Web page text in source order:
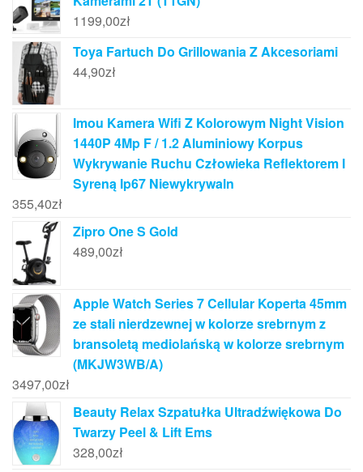
1199,00zł
Toya Fartuch Do Grillowania Z Akcesoriami
44,90zł
Imou Kamera Wifi Z Kolorowym Night Vision
1440P 4Mp F / 1.2 Aluminiowy Korpus
Wykrywanie Ruchu Człowieka Reflektorem I
Syreną Ip67 Niewykrywaln
355,40zł
Zipro One S Gold
489,00zł
Apple Watch Series 7 Cellular Koperta 45mm
ze stali nierdzewnej w kolorze srebrnym z
bransoletą mediolańską w kolorze srebrnym
(MKJW3WB/A)
3497,00zł
Beauty Relax Szpatułka Ultradźwiękowa Do
Twarzy Peel & Lift Ems
328,00zł